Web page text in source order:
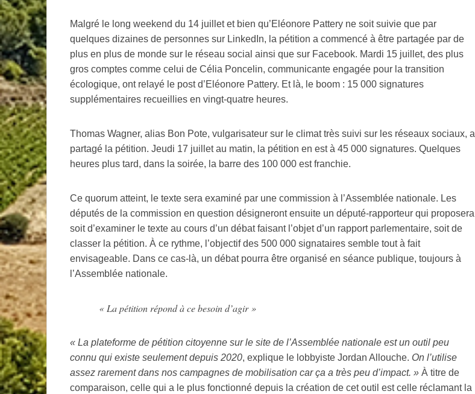
Malgré le long weekend du 14 juillet et bien qu’Eléonore Pattery ne soit suivie que par
quelques dizaines de personnes sur LinkedIn, la pétition a commencé à être partagée par de
plus en plus de monde sur le réseau social ainsi que sur Facebook. Mardi 15 juillet, des plus
gros comptes comme celui de Célia Poncelin, communicante engagée pour la transition
écologique, ont relayé le post d’Eléonore Pattery. Et là, le boom : 15 000 signatures
supplémentaires recueillies en vingt-quatre heures.
Thomas Wagner, alias Bon Pote, vulgarisateur sur le climat très suivi sur les réseaux sociaux, a
partagé la pétition. Jeudi 17 juillet au matin, la pétition en est à 45 000 signatures. Quelques
heures plus tard, dans la soirée, la barre des 100 000 est franchie.
Ce quorum atteint, le texte sera examiné par une commission à l’Assemblée nationale. Les
députés de la commission en question désigneront ensuite un député-rapporteur qui proposera
soit d’examiner le texte au cours d’un débat faisant l’objet d’un rapport parlementaire, soit de
classer la pétition. À ce rythme, l’objectif des 500 000 signataires semble tout à fait
envisageable. Dans ce cas-là, un débat pourra être organisé en séance publique, toujours à
l’Assemblée nationale.
« La pétition répond à ce besoin d’agir »
« La plateforme de pétition citoyenne sur le site de l’Assemblée nationale est un outil peu
connu qui existe seulement depuis 2020, explique le lobbyiste Jordan Allouche. On l’utilise
assez rarement dans nos campagnes de mobilisation car ça a très peu d’impact. » À titre de
comparaison, celle qui a le plus fonctionné depuis la création de cet outil est celle réclamant la